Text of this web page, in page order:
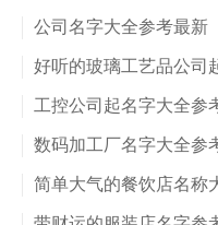
公司名字大全参考最新
好听的玻璃工艺品公司
工控公司起名字大全参
数码加工厂名字大全参
简单大气的餐饮店名称